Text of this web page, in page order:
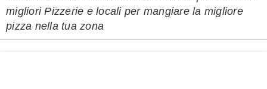
migliori Pizzerie e locali per mangiare la migliore
pizza nella tua zona